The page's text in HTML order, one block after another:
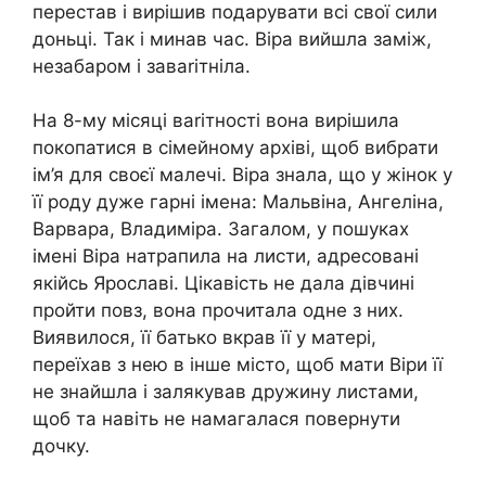
перестав і вирішив подарувати всі свої сили
доньці. Так і минав час. Віра вийшла заміж,
незабаром і заваrітніла.
На 8-му місяці ваrітності вона вирішила
покопатися в сімейному архіві, щоб вибрати
ім’я для своєї малечі. Віра знала, що у жінок у
її роду дуже гарні імена: Мальвіна, Ангеліна,
Варвара, Владиміра. Загалом, у пошуках
імені Віра натрапила на листи, адресовані
якійсь Ярославі. Цікавість не дала дівчині
пройти повз, вона прочитала одне з них.
Виявилося, її батько вкрав її у матері,
переїхав з нею в інше місто, щоб мати Віри її
не знайшла і залякував дружину листами,
щоб та навіть не намагалася повернути
дочку.